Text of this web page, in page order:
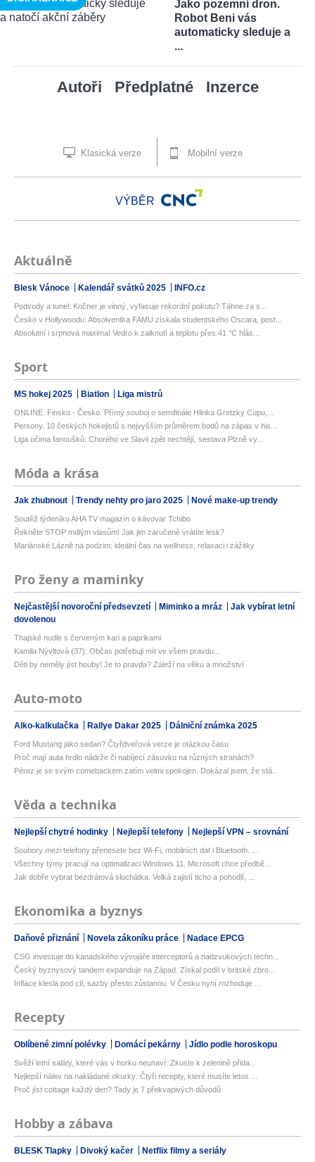
Jako pozemní dron.
Robot Beni vás
automaticky sleduje a
...
Autoři Předplatné Inzerce
Klasická verze Mobilní verze
VÝBĚR
Aktuálně
Blesk Vánoce Kalendář svátků 2025 INFO.cz
Podvody a tunel: Kočner je vinný, vyfasuje rekordní pokutu? Táhne za s...
Česko v Hollywoodu: Absolventka FAMU získala studentského Oscara, post...
Absolutní i srpnová maxima! Vedro k zalknutí a teplotu přes 41 °C hlás...
Sport
MS hokej 2025 Biatlon Liga mistrů
ONLINE: Finsko - Česko. Přímý souboj o semifinále Hlinka Gretzky Cupu,...
Persony. 10 českých hokejistů s nejvyšším průměrem bodů na zápas v his...
Liga očima fanoušků: Chorého ve Slavii zpět nechtějí, sestava Plzně vy...
Móda a krása
Jak zhubnout Trendy nehty pro jaro 2025 Nové make-up trendy
Soutěž týdeníku AHA TV magazín o kávovar Tchibo
Řekněte STOP mdlým vlasům! Jak jim zaručeně vrátíte lesk?
Mariánské Lázně na podzim: ideální čas na wellness, relaxaci i zážitky
Pro ženy a maminky
Nejčastější novoroční předsevzetí Miminko a mráz
Jak vybírat letní
dovolenou
Thajské nudle s červeným kari a paprikami
Kamila Nývltová (37): Občas potřebuji mít ve všem pravdu...
Děti by neměly jíst houby! Je to pravda? Záleží na věku a množství
Auto-moto
Alko-kalkulačka Rallye Dakar 2025 Dálniční známka 2025
Ford Mustang jako sedan? Čtyřdveřová verze je otázkou času
Proč mají auta hrdlo nádrže či nabíjecí zásuvku na různých stranách?
Pérez je se svým comebackem zatím velmi spokojen. Dokázal jsem, že stá...
Věda a technika
Nejlepší chytré hodinky Nejlepší telefony Nejlepší VPN – srovnání
Soubory mezi telefony přenesete bez Wi-Fi, mobilních dat i Bluetooth. ...
Všechny týmy pracují na optimalizaci Windows 11. Microsoft chce předbě...
Jak dobře vybrat bezdrátová sluchátka. Velká zajistí ticho a pohodlí, ...
Ekonomika a byznys
Daňové přiznání Novela zákoníku práce Nadace EPCG
CSG investuje do kanadského vývojáře interceptorů a nadzvukových techn...
Český byznysový tandem expanduje na Západ. Získal podíl v britské zbro...
Inflace klesla pod cíl, sazby přesto zůstanou. V Česku nyní rozhoduje ...
Recepty
Oblíbené zimní polévky Domácí pekárny Jídlo podle horoskopu
Svěží letní saláty, které vás v horku neunaví: Zkuste k zelenině přida...
Nejlepší nálev na nakládané okurky: Čtyři recepty, které musíte letos ...
Proč jíst cottage každý den? Tady je 7 překvapivých důvodů
Hobby a zábava
BLESK Tlapky Divoký kačer Netflix filmy a seriály